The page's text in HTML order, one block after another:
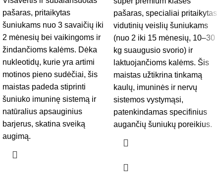
pašaras, pritaikytas
šuniukams nuo 3 savaičių iki
2 mėnesių bei vaikingoms ir
žindančioms kalėms. Dėka
nukleotidų, kurie yra artimi
motinos pieno sudėčiai, šis
maistas padeda stiprinti
šuniuko imuninę sistemą ir
natūralius apsauginius
barjerus, skatina sveiką
augimą.
pašaras, specialiai pritaikytas
vidutinių veislių šuniukams
(nuo 2 iki 15 mėnesių, 10–30
kg suaugusio svorio) ir
laktuojančioms kalėms. Šis
maistas užtikrina tinkamą
kaulų, imuninės ir nervų
sistemos vystymąsi,
patenkindamas specifinius
augančių šuniukų poreikius.